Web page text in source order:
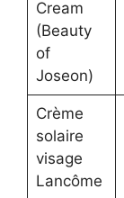
Cream
(Beauty
of
Joseon)
Crème
solaire
visage
Lancôme